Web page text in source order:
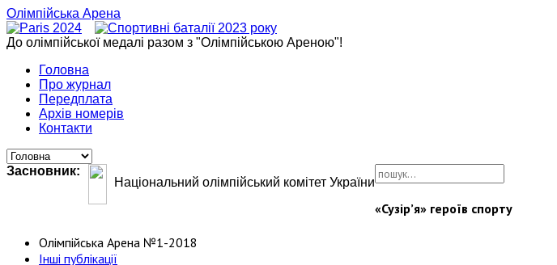
Олімпійська Арена
До олімпійської медалі разом з "Олімпійською Ареною"!
Головна
Про журнал
Передплата
Архів номерів
Контакти
Засновник:
Національний олімпійський комітет України
«Сузір’я» героїв спорту
Олімпійська Арена №1-2018
Інші публікації